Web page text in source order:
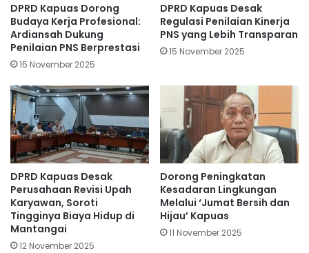
DPRD Kapuas Dorong
Budaya Kerja Profesional:
Ardiansah Dukung
Penilaian PNS Berprestasi
15 November 2025
DPRD Kapuas Desak
Regulasi Penilaian Kinerja
PNS yang Lebih Transparan
15 November 2025
DPRD Kapuas Desak
Perusahaan Revisi Upah
Karyawan, Soroti
Tingginya Biaya Hidup di
Mantangai
12 November 2025
Dorong Peningkatan
Kesadaran Lingkungan
Melalui ‘Jumat Bersih dan
Hijau’ Kapuas
11 November 2025